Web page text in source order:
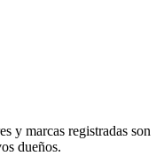
y marcas registradas son
dueños.